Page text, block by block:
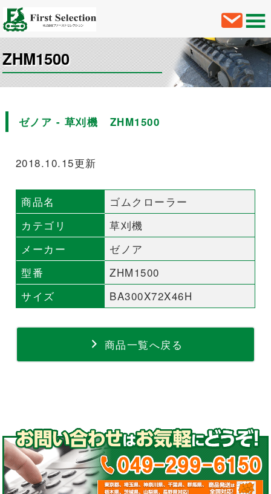
ZHM1500
ゼノア - 草刈機 ZHM1500
2018.10.15更新
商品名
ゴムクローラー
カテゴリ
草刈機
メーカー
ゼノア
型番
ZHM1500
サイズ
BA300X72X46H
商品一覧へ戻る